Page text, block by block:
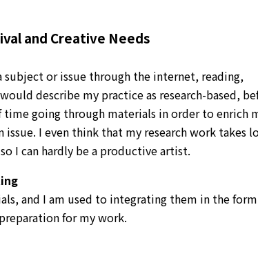
and Creative Needs
subject or issue through the internet, reading,
describe my practice as research-based,
going through materials in order to enrich
issue. I even think that my research work takes
I can hardly be a productive artist.
and I am used to integrating them in the
for my work.